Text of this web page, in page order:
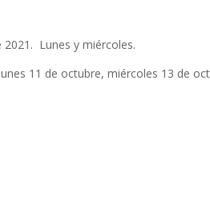
2021. Lunes y miércoles.
11 de octubre, miércoles 13 de